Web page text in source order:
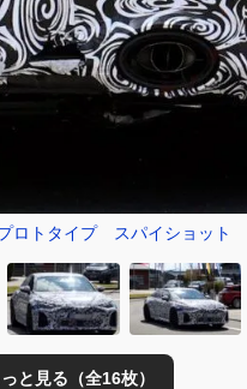
トタイプ スパイショット
と見る（全16枚）